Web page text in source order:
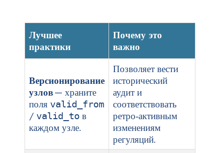
Лучшее
практики
Почему это
важно
Версионирование
узлов— храните
поля valid_from
/ valid_to в
каждом узле.
Позволяет вести
исторический
аудит и
соответствовать
ретро‑активным
изменениям
регуляций.